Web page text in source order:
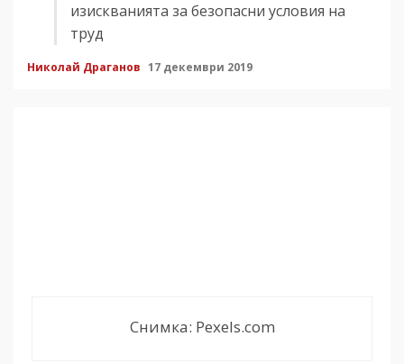
изискванията за безопасни условия на
труд
Николай Драганов 17 декември 2019
Снимка: Pexels.com